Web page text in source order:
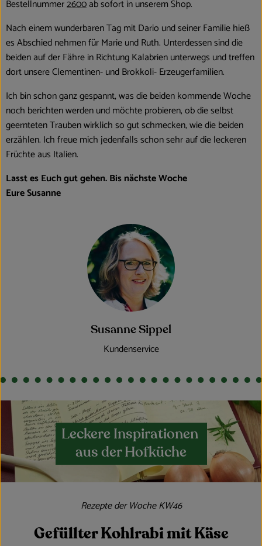
Bestellnummer2600ab sofort in unserem Shop.
Nach einem wunderbaren Tag mit Dario und seiner Familie hieß
es Abschied nehmen für Marie und Ruth. Unterdessen sind die
beiden auf der Fähre in Richtung Kalabrien unterwegs und treffen
dort unsere Clementinen- und Brokkoli- Erzeugerfamilien.
Ich bin schon ganz gespannt, was die beiden kommende Woche
noch berichten werden und möchte probieren, ob die selbst
geernteten Trauben wirklich so gut schmecken, wie die beiden
erzählen. Ich freue mich jedenfalls schon sehr auf die leckeren
Früchte aus Italien.
Lasst es Euch gut gehen. Bis nächste Woche
Eure Susanne
Susanne Sippel
Kundenservice
Leckere Inspirationen
aus der Hofküche
Rezepte der Woche KW46
Gefüllter Kohlrabi mit Käse